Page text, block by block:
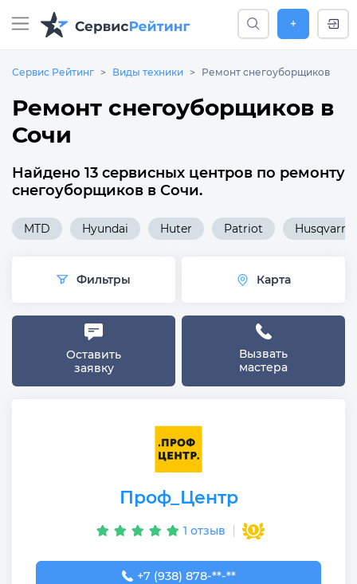
+
Сервис Рейтинг Виды техники Ремонт снегоуборщиков
Ремонт снегоуборщиков в
Сочи
Найдено 13 сервисных центров по ремонту
снегоуборщиков в Сочи.
MTD Hyundai Huter Patriot Husqvarna
Фильтры Карта
Оставить
заявку
Вызвать
мастера
Проф_Центр
1 отзыв
+7 (938) 878-00-22
+7 (938) 878-**-**